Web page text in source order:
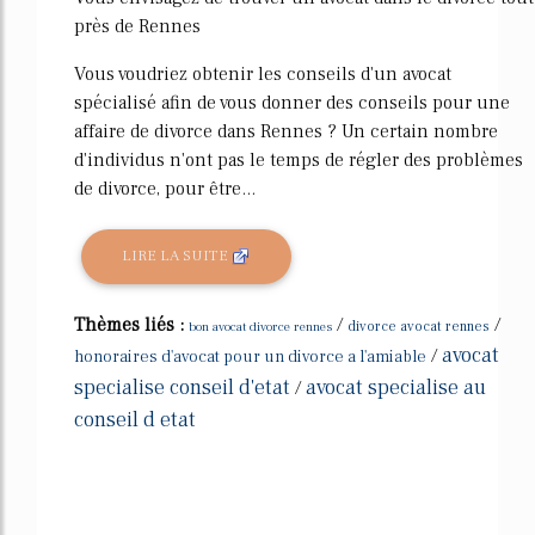
près de Rennes
Vous voudriez obtenir les conseils d'un avocat
spécialisé afin de vous donner des conseils pour une
affaire de divorce dans Rennes ? Un certain nombre
d'individus n'ont pas le temps de régler des problèmes
de divorce, pour être...
LIRE LA SUITE
Thèmes liés : bon avocat divorce rennes / divorce avocat rennes /
honoraires d'avocat pour un divorce a l'amiable /avocat
specialise conseil d'etat /avocat specialise au
conseil d etat